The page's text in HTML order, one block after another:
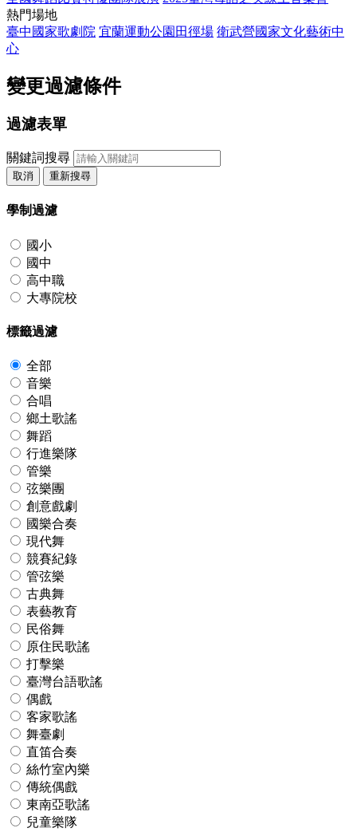
熱門場地
臺中國家歌劇院 宜蘭運動公園田徑場 衛武營國家文化藝術中
心
變更過濾條件
過濾表單
關鍵詞搜尋
取消 重新搜尋
學制過濾
國小
國中
高中職
大專院校
標籤過濾
全部
音樂
合唱
鄉土歌謠
舞蹈
行進樂隊
管樂
弦樂團
創意戲劇
國樂合奏
現代舞
競賽紀錄
管弦樂
古典舞
表藝教育
民俗舞
原住民歌謠
打擊樂
臺灣台語歌謠
偶戲
客家歌謠
舞臺劇
直笛合奏
絲竹室內樂
傳統偶戲
東南亞歌謠
兒童樂隊